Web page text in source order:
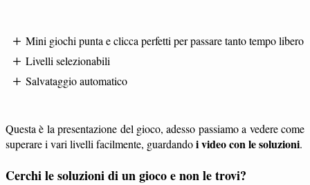
Mini giochi punta e clicca perfetti per passare tanto tempo libero
Livelli selezionabili
Salvataggio automatico
Questa è la presentazione del gioco, adesso passiamo a vedere come
superare i vari livelli facilmente, guardandoi video con le soluzioni.
Cerchi le soluzioni di un gioco e non le trovi?